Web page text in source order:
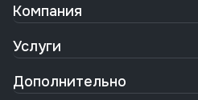
Компания
Услуги
Дополнительно